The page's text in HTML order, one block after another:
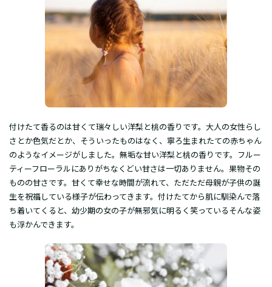
付けたて香るのは甘くて瑞々しい洋梨と桃の香りです。大人の女性らし
さとか色気だとか、そういったものはなく、寧ろ生まれたての赤ちゃん
のようなイメージがしました。無垢な甘い洋梨と桃の香りです。フルー
ティーフローラルにありがちなくどい甘さは一切ありません。果物その
ものの甘さです。甘くて幸せな時間が流れて、ただただ母親が子供の誕
生を祝福している様子が伝わってきます。付けたてから肌に馴染んで落
ち着いてくると、幼少期の女の子が無邪気に明るく笑っているそんな姿
も浮かんできます。